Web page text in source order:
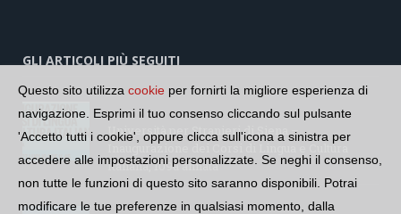
GLI ARTICOLI PIÙ SEGUITI
Università per Stranieri di Siena –
Inaugurazione dei Corsi di Lingua e Cultura
Italiana, 109a annata
Questo sito utilizza cookie per fornirti la migliore esperienza di
navigazione. Esprimi il tuo consenso cliccando sul pulsante
'Accetto tutti i cookie', oppure clicca sull'icona a sinistra per
accedere alle impostazioni personalizzate. Se neghi il consenso,
non tutte le funzioni di questo sito saranno disponibili. Potrai
modificare le tue preferenze in qualsiasi momento, dalla